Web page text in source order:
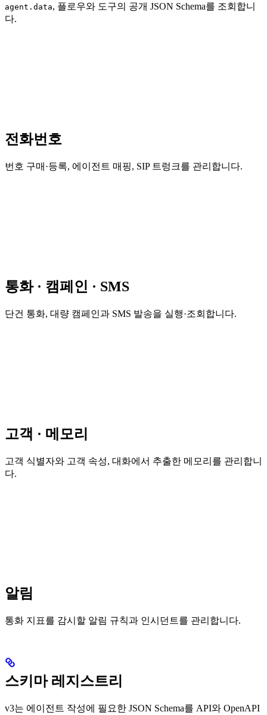
agent.data, 플로우와 도구의 공개 JSON Schema를 조회합니
다.
전화번호
번호 구매·등록, 에이전트 매핑, SIP 트렁크를 관리합니다.
통화 · 캠페인 · SMS
단건 통화, 대량 캠페인과 SMS 발송을 실행·조회합니다.
고객 · 메모리
고객 식별자와 고객 속성, 대화에서 추출한 메모리를 관리합니
다.
알림
통화 지표를 감시할 알림 규칙과 인시던트를 관리합니다.
스키마 레지스트리
v3는 에이전트 작성에 필요한 JSON Schema를 API와 OpenAPI